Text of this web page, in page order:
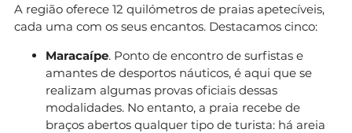
A região oferece 12 quilómetros de praias apetecíveis,
cada uma com os seus encantos. Destacamos cinco:
Maracaípe. Ponto de encontro de surfistas e
amantes de desportos náuticos, é aqui que se
realizam algumas provas oficiais dessas
modalidades. No entanto, a praia recebe de
braços abertos qualquer tipo de turista: há areia